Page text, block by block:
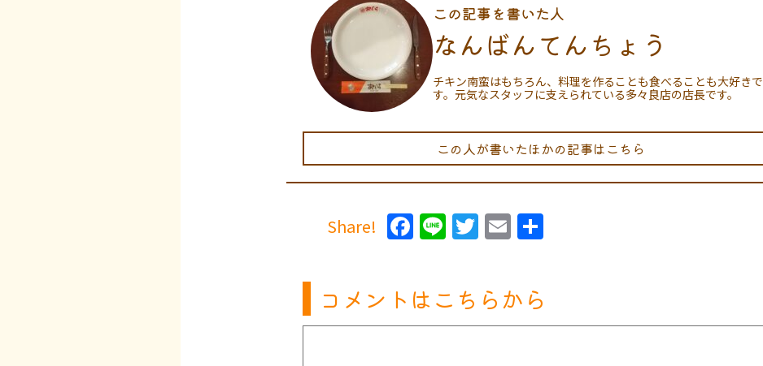
この記事を書いた人
なんばんてんちょう
チキン南蛮はもちろん、料理を作ることも食べることも大好きで
す。元気なスタッフに支えられている多々良店の店長です。
この人が書いたほかの記事はこちら
Share! Facebook
LineTwitter
Email
コメントはこちらから